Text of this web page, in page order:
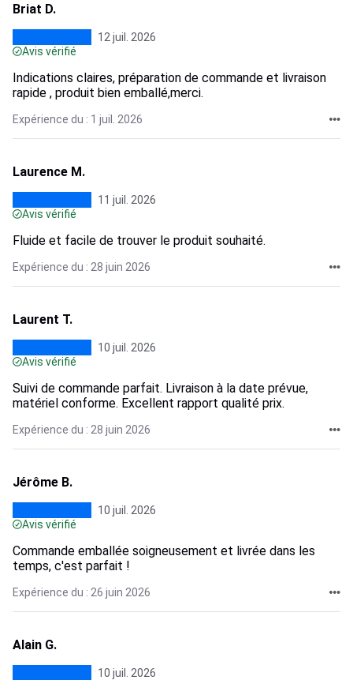
Briat D.
12 juil. 2026
Avis vérifié
Indications claires, préparation de commande et livraison
rapide , produit bien emballé,merci.
Expérience du : 1 juil. 2026
Laurence M.
11 juil. 2026
Avis vérifié
Fluide et facile de trouver le produit souhaité.
Expérience du : 28 juin 2026
Laurent T.
10 juil. 2026
Avis vérifié
Suivi de commande parfait. Livraison à la date prévue,
matériel conforme. Excellent rapport qualité prix.
Expérience du : 28 juin 2026
Jérôme B.
10 juil. 2026
Avis vérifié
Commande emballée soigneusement et livrée dans les
temps, c'est parfait !
Expérience du : 26 juin 2026
Alain G.
10 juil. 2026